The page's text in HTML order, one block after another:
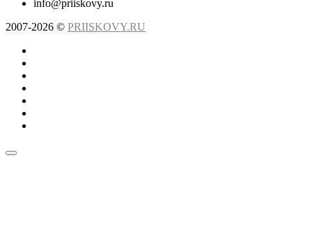
info@priiskovy.ru
2007-2026 © PRIISKOVY.RU